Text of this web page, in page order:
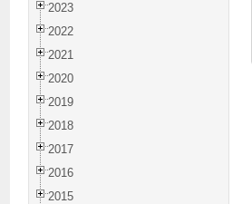
2023
2022
2021
2020
2019
2018
2017
2016
2015